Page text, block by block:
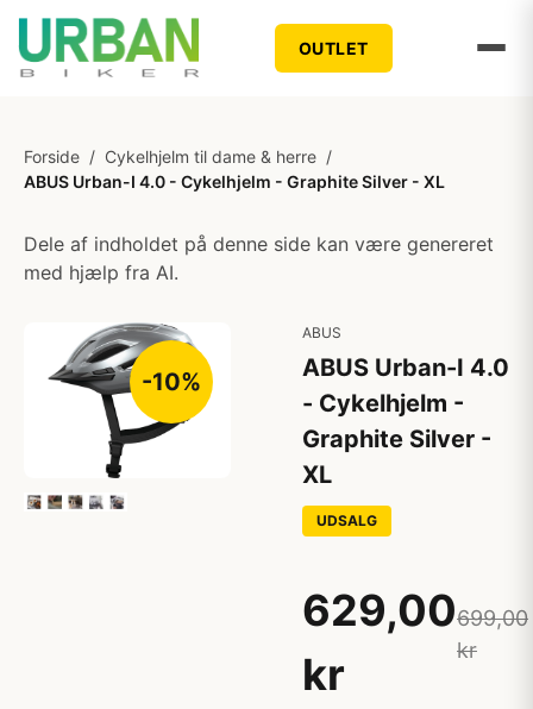
OUTLET
Forside / Cykelhjelm til dame & herre /
ABUS Urban-I 4.0 - Cykelhjelm - Graphite Silver - XL
Dele af indholdet på denne side kan være genereret
med hjælp fra AI.
-10%
ABUS
ABUS Urban-I 4.0
- Cykelhjelm -
Graphite Silver -
XL
UDSALG
629,00
kr
699,00
kr